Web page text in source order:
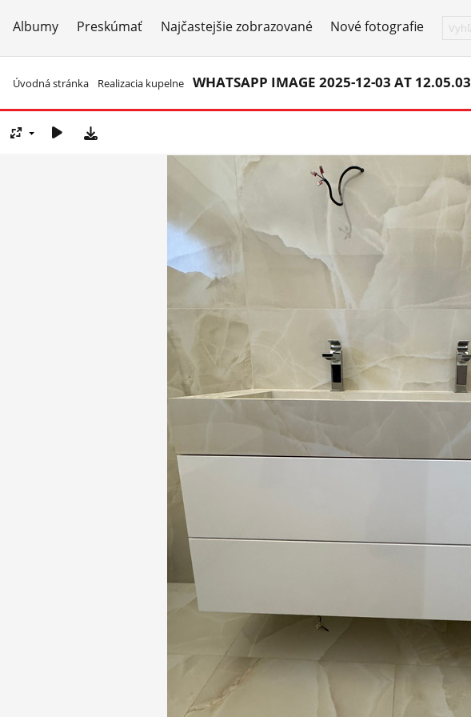
Albumy Preskúmať Najčastejšie zobrazované Nové fotografie
Úvodná stránka Realizacia kupelne WHATSAPP IMAGE 2025-12-03 AT 12.05.03